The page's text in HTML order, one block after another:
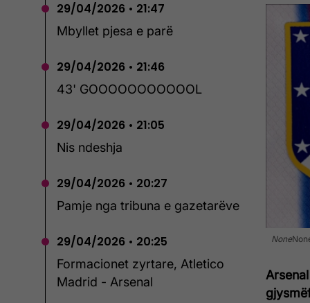
None
29/04/2026 • 21:47
Mbyllet pjesa e parë
29/04/2026 • 21:46
43' GOOOOOOOOOOOL
29/04/2026 • 21:05
Nis ndeshja
29/04/2026 • 20:27
Pamje nga tribuna e gazetarëve
29/04/2026 • 20:25
Formacionet zyrtare, Atletico
Madrid - Arsenal